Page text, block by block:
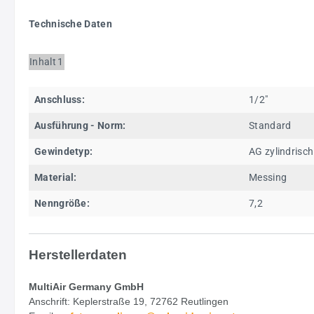
Technische Daten
Inhalt 1
Anschluss: 1/2"
Ausführung - Norm: Standard
Gewindetyp: AG
Material: Messing
Nenngröße: 7,2
Herstellerdaten
MultiAir Germany GmbH
Anschrift: Keplerstraße 19, 72762 Reutlingen